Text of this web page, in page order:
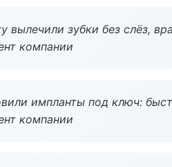
вылечили зубки без слёз,
компании
импланты под ключ:
компании